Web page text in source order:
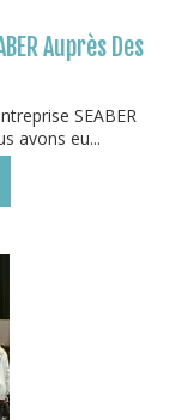
Auprès Des
SEABER
avons eu...